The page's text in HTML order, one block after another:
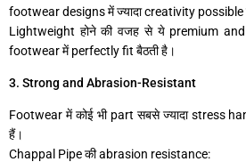
footwear designs में ज्यादा creativity possible
Lightweight होने की वजह से ये premium
footwear में perfectly fit बैठती है।
3. Strong and Abrasion-Resistant
Footwear में कोई भी part सबसे ज्यादा stress
हैं।
Chappal Pipe की abrasion resistance: